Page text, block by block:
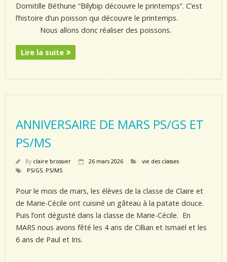
Domitille Béthune “Bilybip découvre le printemps”. C’est
l’histoire d’un poisson qui découvre le printemps.
Nous allons donc réaliser des poissons.
Lire la suite
ANNIVERSAIRE DE MARS PS/GS ET
PS/MS
By claire brossier 26 mars 2026
vie des classes
PS/GS, PS/MS
Pour le mois de mars, les élèves de la classe de Claire et
de Marie-Cécile ont cuisiné un gâteau à la patate douce.
Puis l’ont dégusté dans la classe de Marie-Cécile. En
MARS nous avons fêté les 4 ans de Cillian et Ismaël et les
6 ans de Paul et Iris.